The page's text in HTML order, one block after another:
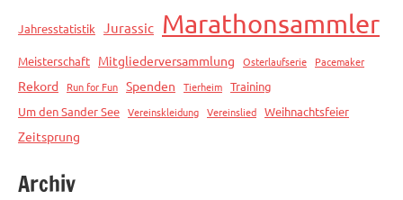
Jahresstatistik Jurassic Marathonsammler
Meisterschaft Mitgliederversammlung Osterlaufserie Pacemaker
Rekord Run for Fun Spenden Tierheim Training
Um den Sander See Vereinskleidung Vereinslied Weihnachtsfeier
Zeitsprung
Archiv